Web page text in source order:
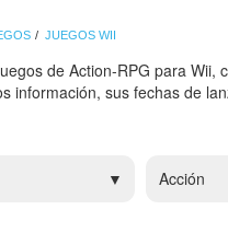
JUEGOS WII
de Action-RPG para Wii,
información, sus fechas de
Acción